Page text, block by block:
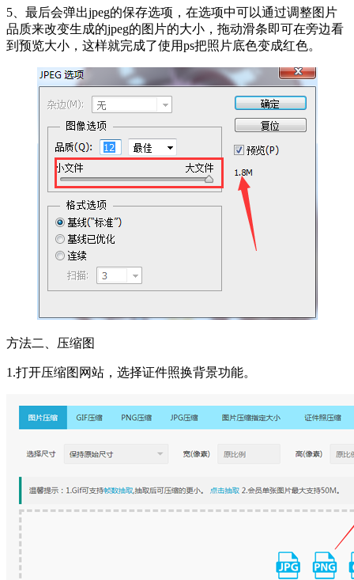
5、最后会弹出jpeg的保存选项，在选项中可以通过调整图片
品质来改变生成的jpeg的图片的大小，拖动滑条即可在旁边看
到预览大小，这样就完成了使用ps把照片底色变成红色。
方法二、压缩图
1.打开压缩图网站，选择证件照换背景功能。